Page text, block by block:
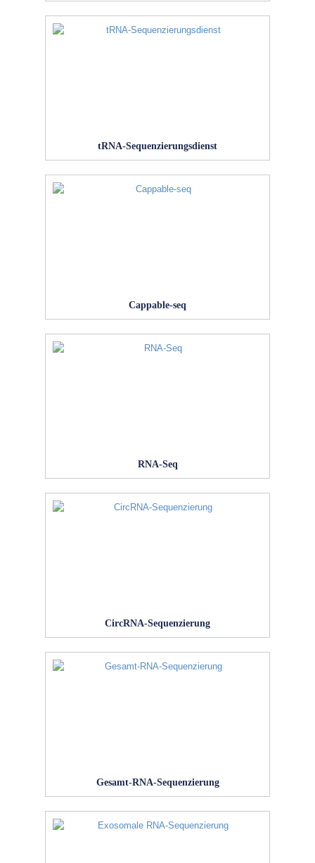
tRNA-Sequenzierungsdienst
Cappable-seq
RNA-Seq
CircRNA-Sequenzierung
Gesamt-RNA-Sequenzierung